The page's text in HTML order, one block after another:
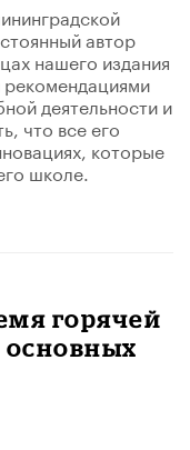
автор
нашего издания
рекомендациями
деятельности и
что все его
которые
школе.
горячей